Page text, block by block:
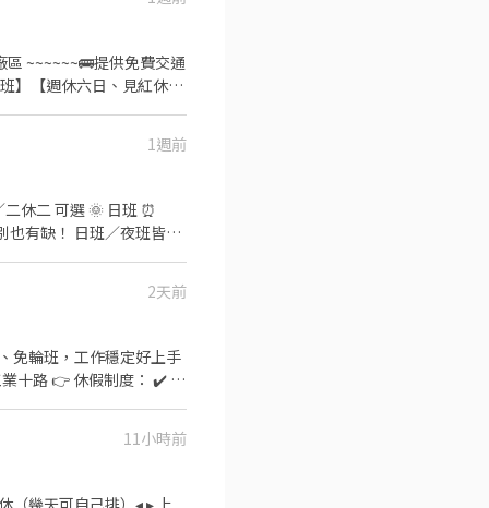
1週前
報名 ⚡️⚡️⚡️ 安心求職請
2天前
免輪班，工作穩定好上手
11小時前
（幾天可自己排）◂ ▸ 上